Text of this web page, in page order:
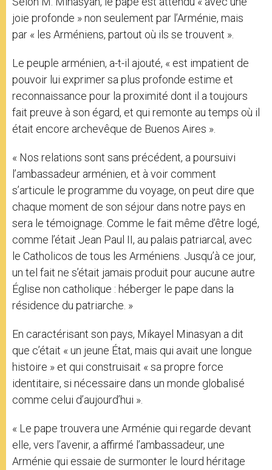
joie profonde » non seulement par l’Arménie, mais
par « les Arméniens, partout où ils se trouvent ».
Le peuple arménien, a-t-il ajouté, « est impatient de
pouvoir lui exprimer sa plus profonde estime et
reconnaissance pour la proximité dont il a toujours
fait preuve à son égard, et qui remonte au temps où il
était encore archevêque de Buenos Aires ».
« Nos relations sont sans précédent, a poursuivi
l’ambassadeur arménien, et à voir comment
s’articule le programme du voyage, on peut dire que
chaque moment de son séjour dans notre pays en
sera le témoignage. Comme le fait même d’être logé,
comme l’était Jean Paul II, au palais patriarcal, avec
le Catholicos de tous les Arméniens. Jusqu’à ce jour,
un tel fait ne s’était jamais produit pour aucune autre
Église non catholique : héberger le pape dans la
résidence du patriarche. »
En caractérisant son pays, Mikayel Minasyan a dit
que c’était « un jeune État, mais qui avait une longue
histoire » et qui construisait « sa propre force
identitaire, si nécessaire dans un monde globalisé
comme celui d’aujourd’hui ».
« Le pape trouvera une Arménie qui regarde devant
elle, vers l’avenir, a affirmé l’ambassadeur, une
Arménie qui essaie de surmonter le lourd héritage